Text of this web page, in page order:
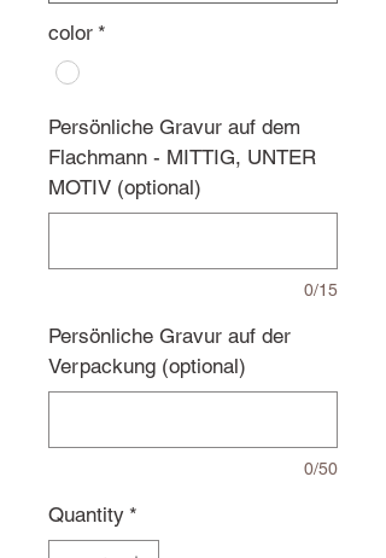
color *
Persönliche Gravur auf dem
Flachmann - MITTIG, UNTER
MOTIV (optional)
0/15
Persönliche Gravur auf der
Verpackung (optional)
0/50
Quantity *